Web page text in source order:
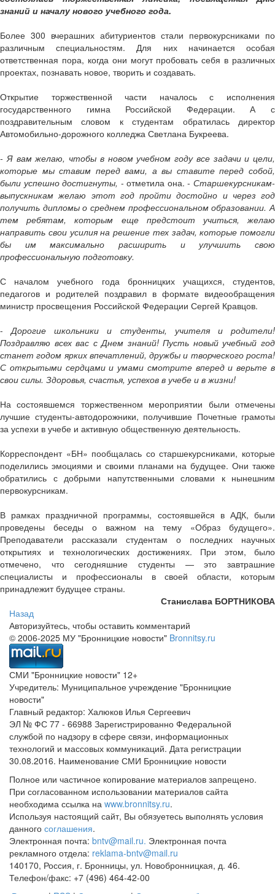
знаний и началу нового учебного года.
Более 300 вчерашних абитуриентов стали первокурсниками по
различным специальностям. Для них начинается особая
ответственная пора, когда они могут пробовать себя в различных
проектах, познавать новое, творить и создавать.
Открытие торжественной части началось с исполнения
государственного гимна Российской Федерации. А с
поздравительным словом к студентам обратилась директор
Автомобильно-дорожного колледжа Светлана Букреева.
- Я вам желаю, чтобы в новом учебном году все задачи и цели,
которые мы ставим перед вами, а вы ставите перед собой,
были успешно достигнуты, - отметила она. -Старшекурсникам-
выпускникам желаю этот год пройти достойно и через год
получить дипломы о среднем профессиональном образовании. А
тем ребятам, которым еще предстоит учиться, желаю
направить свои усилия на решение тех задач, которые помогли
бы им максимально расширить и улучшить свою
профессиональную подготовку.
С началом учебного года бронницких учащихся, студентов,
педагогов и родителей поздравил в формате видеообращения
министр просвещения Российской Федерации Сергей Кравцов.
-Дорогие школьники и студенты, учителя и родители!
Поздравляю всех вас с Днем знаний! Пусть новый учебный год
станет годом ярких впечатлений, дружбы и творческого роста!
С открытыми сердцами и умами смотрите вперед и верьте в
свои силы. Здоровья, счастья, успехов в учебе и в жизни!
На состоявшемся торжественном мероприятии были отмечены
лучшие студенты-автодорожники, получившие Почетные грамоты
за успехи в учебе и активную общественную деятельность.
Корреспондент «БН» пообщалась со старшекурсниками, которые
поделились эмоциями и своими планами на будущее. Они также
обратились с добрыми напутственными словами к нынешним
первокурсникам.
В рамках праздничной программы, состоявшейся в АДК, были
проведены беседы о важном на тему «Образ будущего».
Преподаватели рассказали студентам о последних научных
открытиях и технологических достижениях. При этом, было
отмечено, что сегодняшние студенты — это завтрашние
специалисты и профессионалы в своей области, которым
принадлежит будущее страны.
Станислава БОРТНИКОВА
Назад
Авторизуйтесь, чтобы оставить комментарий
© 2006-2025 МУ "Бронницкие новости" Bronnitsy.ru
СМИ "Бронницкие новости" 12+
Учредитель: Муниципальное учреждение "Бронницкие
новости"
Главный редактор: Халюков Илья Сергеевич
ЭЛ № ФС 77 - 66988 Зарегистрированно Федеральной
службой по надзору в сфере связи, информационных
технологий и массовых коммуникаций. Дата регистрации
30.08.2016. Наименование СМИ Бронницкие новости
Полное или частичное копирование материалов запрещено.
При согласованном использовании материалов сайта
необходима ссылка на www.bronnitsy.ru.
Используя настоящий сайт, Вы обязуетесь выполнять условия
данного соглашения.
Электронная почта: bntv@mail.ru. Электронная почта
рекламного отдела: reklama-bntv@mail.ru
140170, Россия, г. Бронницы, ул. Новобронницкая, д. 46.
Телефон/факс: +7 (496) 464-42-00